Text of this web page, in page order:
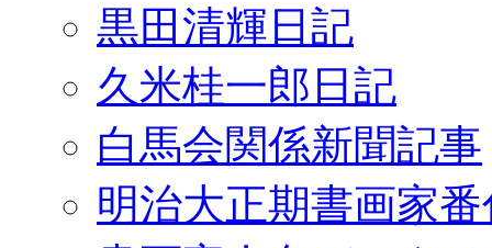
黒田清輝日記
久米桂一郎日記
白馬会関係新聞記事
明治大正期書画家